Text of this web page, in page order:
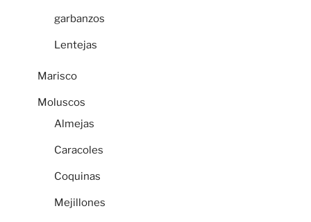
garbanzos
Lentejas
Marisco
Moluscos
Almejas
Caracoles
Coquinas
Mejillones